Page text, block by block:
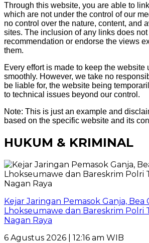
Through this website, you are able to
which are not under the control of our
no control over the nature, content, and
sites. The inclusion of any links does
recommendation or endorse the views
them.
Every effort is made to keep the website
smoothly. However, we take no
be liable for, the website being
to technical issues beyond our control.
Note: This is just an example and
based on the specific website and its
HUKUM & KRIMINAL
Kejar Jaringan Pemasok Ganja, Bea
Lhokseumawe dan Bareskrim Polri
Nagan Raya
6 Agustus 2026 | 12:16 am WIB